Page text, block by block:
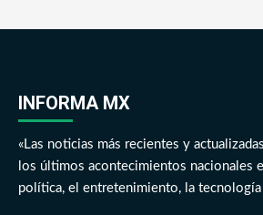
INFORMA MX
«Las noticias más recientes y
los últimos acontecimientos nacionales
política, el entretenimiento, la tecnología